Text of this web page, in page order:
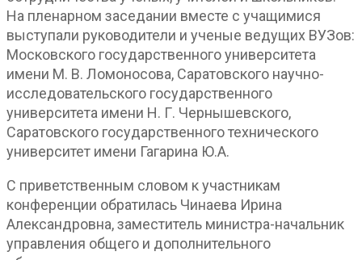
На пленарном заседании вместе с учащимися
выступали руководители и ученые ведущих ВУЗов:
Московского государственного университета
имени М. В. Ломоносова, Саратовского научно-
исследовательского государственного
университета имени Н. Г. Чернышевского,
Саратовского государственного технического
университет имени Гагарина Ю.А.
С приветственным словом к участникам
конференции обратилась Чинаева Ирина
Александровна, заместитель министра-начальник
управления общего и дополнительного